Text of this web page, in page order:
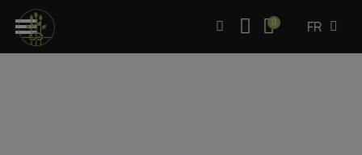
FR